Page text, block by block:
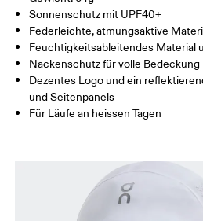
Horizontal verschieben, um mehr zu
So misst du richtig
China
Sonnenschutz mit UPF40+
Federleichte, atmungsaktive
Feuchtigkeitsableitendes Material
Nackenschutz für volle Bedeckung
Dezentes Logo und ein
und Seitenpanels
Für Läufe an heissen Tagen